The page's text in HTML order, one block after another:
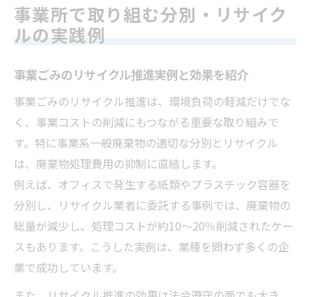
事業所で取り組む分別・リサイク
ルの実践例
事業ごみのリサイクル推進実例と効果を紹介
事業ごみのリサイクル推進は、環境負荷の軽減だけでな
く、事業コストの削減にもつながる重要な取り組みで
す。特に事業系一般廃棄物の適切な分別とリサイクル
は、廃棄物処理費用の抑制に直結します。
例えば、オフィスで発生する紙類やプラスチック容器を
分別し、リサイクル業者に委託する事例では、廃棄物の
総量が減少し、処理コストが約10～20％削減されたケー
スもあります。こうした実例は、業種を問わず多くの企
業で成功しています。